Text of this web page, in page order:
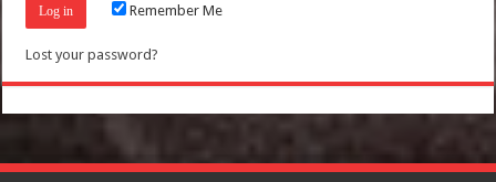
Remember Me
Lost your password?